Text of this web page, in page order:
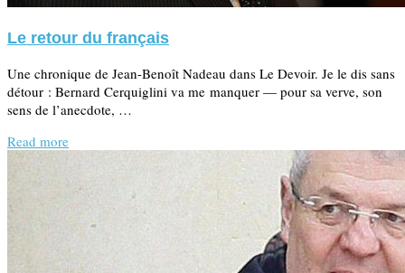
Le retour du français
Une chronique de Jean-Benoît Nadeau dans Le Devoir. Je le dis sans
détour : Bernard Cerquiglini va me manquer — pour sa verve, son
sens de l’anecdote, …
Read more